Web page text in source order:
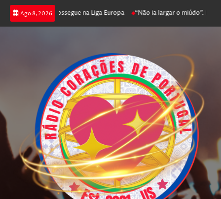
Ago 8, 2026
joga poker e prossegue na Liga Europa “Não ia largar o miúdo”.